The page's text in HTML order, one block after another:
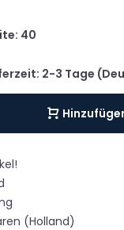
40
2-3 Tage
(Holland)